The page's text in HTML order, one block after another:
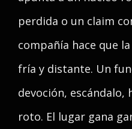
perdida o un claim
compañía hace que
fría y distante. Un
devoción, escándalo,
roto. El lugar gana